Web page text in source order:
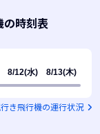
の時刻表
8/12(水) 8/13(木)
き飛行機の運行状況